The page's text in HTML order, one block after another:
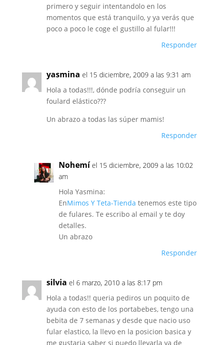
primero y seguir intentandolo en los
momentos que está tranquilo, y ya verás que
poco a poco le coge el gustillo al fular!!!
Responder
yasmina el 15 diciembre, 2009 a las 9:31 am
Hola a todas!!!, dónde podría conseguir un
foulard elástico???
Un abrazo a todas las súper mamis!
Responder
Nohemí el 15 diciembre, 2009 a las 10:02
am
Hola Yasmina:
EnMimos Y Teta-Tienda tenemos este tipo
de fulares. Te escribo al email y te doy
detalles.
Un abrazo
Responder
silvia el 6 marzo, 2010 a las 8:17 pm
Hola a todas!! queria pediros un poquito de
ayuda con esto de los portabebes, tengo una
bebita de 7 semanas y desde que nacio uso
fular elastico, la llevo en la posicion basica y
me gustaria saber si puedo llevarla ya de